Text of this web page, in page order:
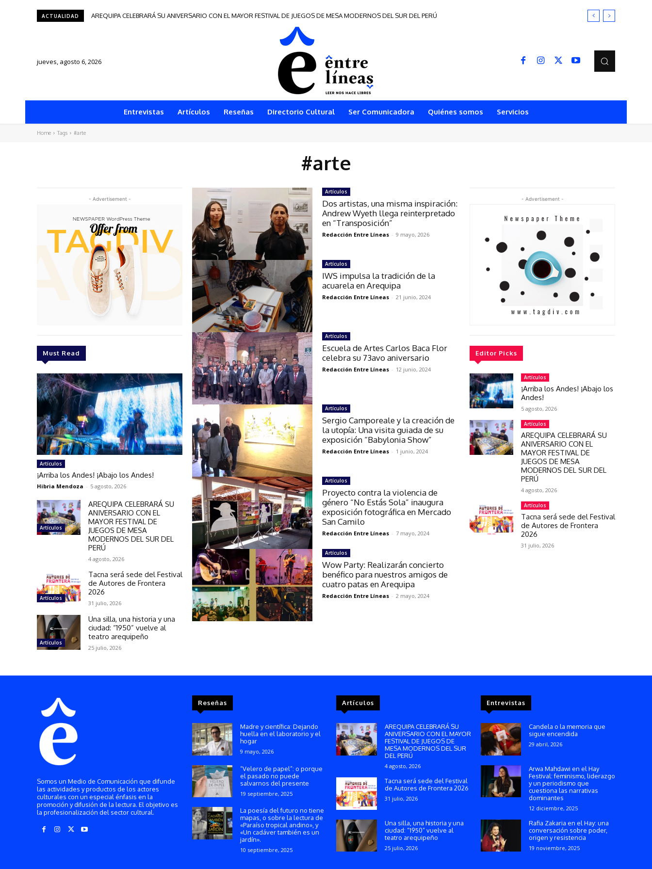
ACTUALIDAD AREQUIPA CELEBRARÁ SU ANIVERSARIO CON EL MAYOR FESTIVAL DE JUEGOS DE MESA MODERNOS DEL SUR DEL PERÚ
jueves, agosto 6, 2026
Entrevistas Artículos Reseñas Directorio Cultural Ser Comunicadora Quiénes somos Servicios
Home Tags #arte
#arte
- Advertisement -
Must Read
Artículos
¡Arriba los Andes! ¡Abajo los Andes!
Hibria Mendoza - 5 agosto, 2026
Artículos
AREQUIPA CELEBRARÁ SU
ANIVERSARIO CON EL
MAYOR FESTIVAL DE
JUEGOS DE MESA
MODERNOS DEL SUR DEL
PERÚ
4 agosto, 2026
Artículos
Tacna será sede del Festival
de Autores de Frontera
2026
31 julio, 2026
Artículos
Una silla, una historia y una
ciudad: “1950” vuelve al
teatro arequipeño
25 julio, 2026
Artículos
Dos artistas, una misma inspiración:
Andrew Wyeth llega reinterpretado
en “Transposición”
Redacción Entre Líneas - 9 mayo, 2026
Artículos
IWS impulsa la tradición de la
acuarela en Arequipa
Redacción Entre Líneas - 21 junio, 2024
Artículos
Escuela de Artes Carlos Baca Flor
celebra su 73avo aniversario
Redacción Entre Líneas - 12 junio, 2024
Artículos
Sergio Camporeale y la creación de
la utopía: Una visita guiada de su
exposición “Babylonia Show”
Redacción Entre Líneas - 1 junio, 2024
Artículos
Proyecto contra la violencia de
género “No Estás Sola” inaugura
exposición fotográfica en Mercado
San Camilo
Redacción Entre Líneas - 7 mayo, 2024
Artículos
Wow Party: Realizarán concierto
benéfico para nuestros amigos de
cuatro patas en Arequipa
Redacción Entre Líneas - 2 mayo, 2024
- Advertisement -
Editor Picks
Artículos
¡Arriba los Andes! ¡Abajo los
Andes!
5 agosto, 2026
Artículos
AREQUIPA CELEBRARÁ SU
ANIVERSARIO CON EL
MAYOR FESTIVAL DE
JUEGOS DE MESA
MODERNOS DEL SUR DEL
PERÚ
4 agosto, 2026
Artículos
Tacna será sede del Festival
de Autores de Frontera
2026
31 julio, 2026
Somos un Medio de Comunicación que difunde
las actividades y productos de los actores
culturales con un especial énfasis en la
promoción y difusión de la lectura. El objetivo es
la profesionalización del sector cultural.
Reseñas
Madre y científica: Dejando
huella en el laboratorio y el
hogar
9 mayo, 2026
“Velero de papel”: o porque
el pasado no puede
salvarnos del presente
19 septiembre, 2025
La poesía del futuro no tiene
mapas, o sobre la lectura de
«Paraíso tropical andino», y
«Un cadáver también es un
jardín».
10 septiembre, 2025
Artículos
AREQUIPA CELEBRARÁ SU
ANIVERSARIO CON EL MAYOR
FESTIVAL DE JUEGOS DE
MESA MODERNOS DEL SUR
DEL PERÚ
4 agosto, 2026
Tacna será sede del Festival
de Autores de Frontera 2026
31 julio, 2026
Una silla, una historia y una
ciudad: “1950” vuelve al
teatro arequipeño
25 julio, 2026
Entrevistas
Candela o la memoria que
sigue encendida
29 abril, 2026
Arwa Mahdawi en el Hay
Festival: feminismo, liderazgo
y un periodismo que
cuestiona las narrativas
dominantes
12 diciembre, 2025
Rafia Zakaria en el Hay: una
conversación sobre poder,
origen y resistencia
19 noviembre, 2025